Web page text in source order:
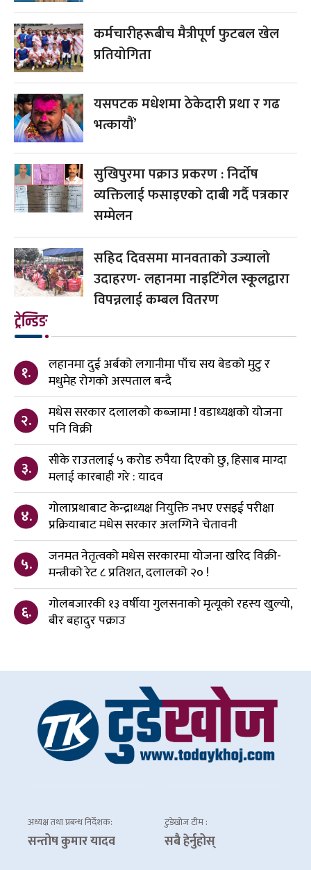
कर्मचारीहरूबीच मैत्रीपूर्ण फुटबल खेल
प्रतियोगिता
यसपटक मधेशमा ठेकेदारी प्रथा र गढ
भत्कायौं’
सुखिपुरमा पक्राउ प्रकरण : निर्दोष
व्यक्तिलाई फसाइएको दाबी गर्दै पत्रकार
सम्मेलन
सहिद दिवसमा मानवताको उज्यालो
उदाहरण- लहानमा नाइटिंगेल स्कूलद्वारा
विपन्नलाई कम्बल वितरण
ट्रेन्डिङ
१.
लहानमा दुई अर्बको लगानीमा पाँच सय बेडको मुटु र
मधुमेह रोगको अस्पताल बन्दै
२.
मधेस सरकार दलालको कब्जामा ! वडाध्यक्षको योजना
पनि विक्री
३.
सीके राउतलाई ५ करोड रुपैया दिएको छु, हिसाब माग्दा
मलाई कारबाही गरे : यादव
४.
गोलाप्रथाबाट केन्द्राध्यक्ष नियुक्ति नभए एसइई परीक्षा
प्रक्रियाबाट मधेस सरकार अलग्गिने चेतावनी
५.
जनमत नेतृत्वको मधेस सरकारमा योजना खरिद विक्री-
मन्त्रीको रेट ८ प्रतिशत, दलालको २० !
६.
गोलबजारकी १३ वर्षीया गुलसनाको मृत्यूको रहस्य खुल्यो,
बीर बहादुर पक्राउ
अध्यक्ष तथा प्रबन्ध निर्देशक:
सन्तोष कुमार यादव
टुडेखोज टीम :
सबै हेर्नुहोस्